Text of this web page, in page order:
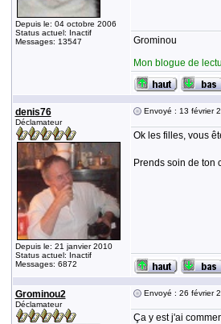
Depuis le: 04 octobre 2006
Status actuel: Inactif
Messages: 13547
Grominou
Mon blogue de
denis76
Déclamateur
Depuis le: 21 janvier 2010
Status actuel: Inactif
Messages: 6872
Envoyé : 13 février
Ok les filles, vous
Prends soin de ton
Grominou2
Déclamateur
Envoyé : 26 février
Ça y est j'ai